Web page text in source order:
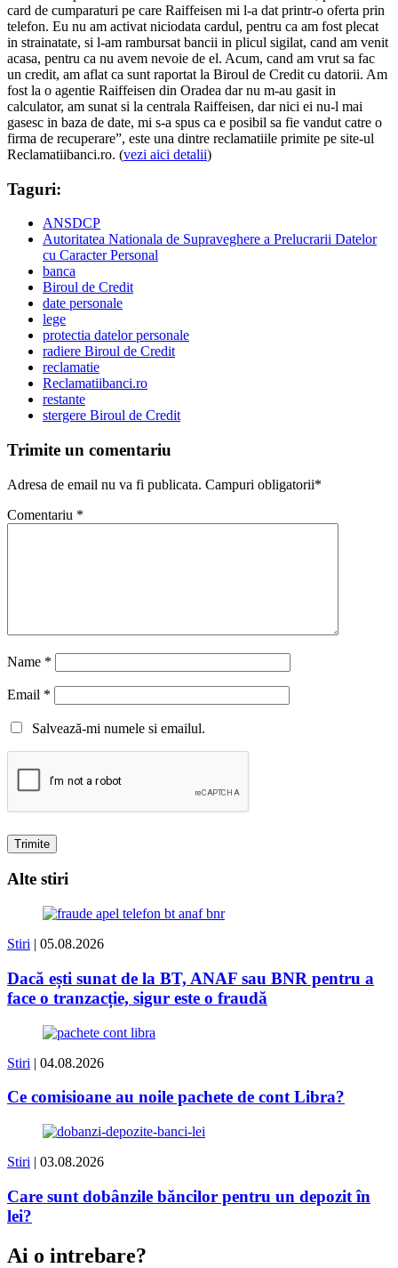
card de cumparaturi pe care Raiffeisen mi l-a dat printr-o oferta prin
telefon. Eu nu am activat niciodata cardul, pentru ca am fost plecat
in strainatate, si l-am rambursat bancii in plicul sigilat, cand am venit
acasa, pentru ca nu avem nevoie de el. Acum, cand am vrut sa fac
un credit, am aflat ca sunt raportat la Biroul de Credit cu datorii. Am
fost la o agentie Raiffeisen din Oradea dar nu m-au gasit in
calculator, am sunat si la centrala Raiffeisen, dar nici ei nu-l mai
gasesc in baza de date, mi s-a spus ca e posibil sa fie vandut catre o
firma de recuperare”, este una dintre reclamatiile primite pe site-ul
Reclamatiibanci.ro. (vezi aici detalii)
Taguri:
ANSDCP
Autoritatea Nationala de Supraveghere a Prelucrarii Datelor
cu Caracter Personal
banca
Biroul de Credit
date personale
lege
protectia datelor personale
radiere Biroul de Credit
reclamatie
Reclamatiibanci.ro
restante
stergere Biroul de Credit
Trimite un comentariu
Adresa de email nu va fi publicata. Campuri obligatorii*
Comentariu *
Name *
Email *
Salvează-mi numele si emailul.
Alte stiri
Stiri | 05.08.2026
Dacă ești sunat de la BT, ANAF sau BNR pentru a
face o tranzacție, sigur este o fraudă
Stiri | 04.08.2026
Ce comisioane au noile pachete de cont Libra?
Stiri | 03.08.2026
Care sunt dobânzile băncilor pentru un depozit în
lei?
Ai o intrebare?